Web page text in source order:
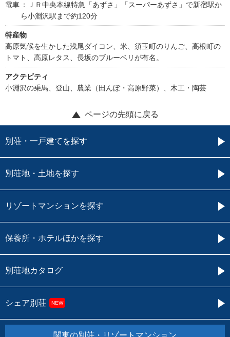
電車 ：ＪＲ中央本線特急「あずさ」「スーパーあずさ」で新宿駅か
ら小淵沢駅まで約120分
特産物
高原気候を生かした浅尾ダイコン、米、須玉町のりんご、高根町の
トマト、高原レタス、長坂のブルーベリが有名。
アクテビティ
小淵沢の乗馬、登山、農業（田んぼ・高原野菜）、木工・陶芸
ページの先頭に戻る
別荘・一戸建てを探す
別荘地・土地を探す
リゾートマンションを探す
保養所・ホテルほかを探す
別荘地カタログ
シェア別荘 NEW
関東の別荘・リゾートマンション